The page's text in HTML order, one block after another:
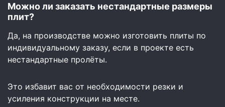
Можно ли заказать нестандартные размеры
плит?
Да, на производстве можно изготовить плиты по
индивидуальному заказу, если в проекте есть
нестандартные пролёты.
Это избавит вас от необходимости резки и
усиления конструкции на месте.